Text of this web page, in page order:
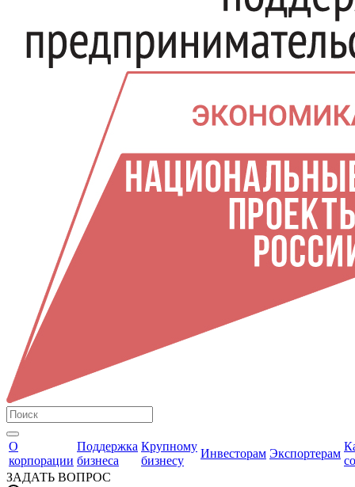
О
корпорации
Поддержка
бизнеса
Крупному
бизнесу
Инвесторам Экспортерам
ЗАДАТЬ ВОПРОС